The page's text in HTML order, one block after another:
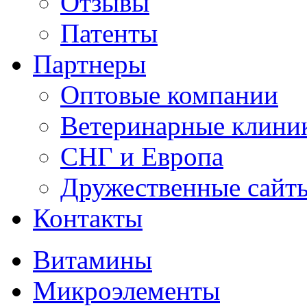
Патенты
Партнеры
Оптовые компании
Ветеринарные
СНГ и Европа
Дружественные
Контакты
Витамины
Микроэлементы